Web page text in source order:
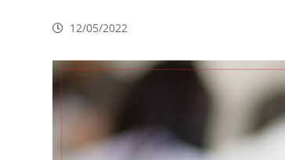
12/05/2022